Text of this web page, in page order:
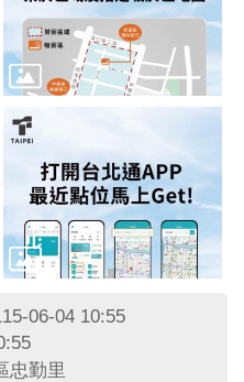
06-04 10:55
忠勤里